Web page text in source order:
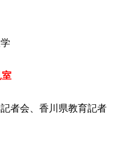
者会、香川県教育記者